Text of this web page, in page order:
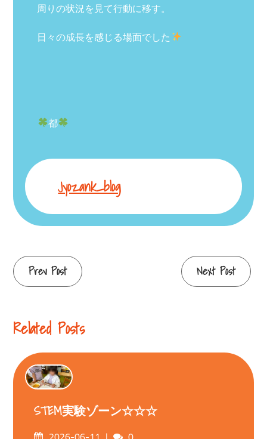
周りの状況を見て行動に移す。
日々の成長を感じる場面でした
都
Jyozank_blog
Continue
Prev Post Next Post
Related Posts
STEM実験ゾーン☆☆☆
Posted Comments